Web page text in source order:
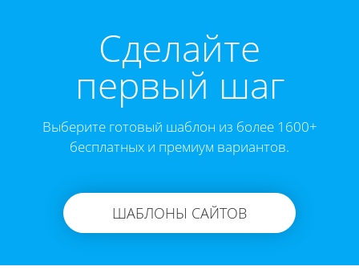
Cделайте
первый шаг
Выберите готовый шаблон из более 1600+
бесплатных и премиум вариантов.
ШАБЛОНЫ САЙТОВ